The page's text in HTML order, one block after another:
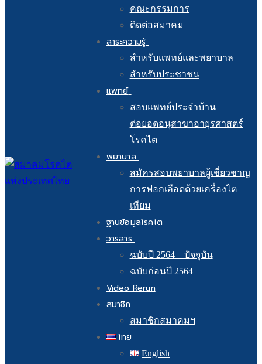
คณะกรรมการ
ติดต่อสมาคม
สาระความรู้
สำหรับแพทย์และพยาบาล
สำหรับประชาชน
แพทย์
สอบแพทย์ประจำบ้าน
ต่อยอดอนุสาขาอายุรศาสตร์
โรคไต
พยาบาล
สมัครสอบพยาบาลผู้เชี่ยวชาญ
การฟอกเลือดด้วยเครื่องไต
เทียม
ฐานข้อมูลโรคไต
วารสาร
ฉบับปี 2564 – ปัจจุบัน
ฉบับก่อนปี 2564
Video Rerun
สมาชิก
สมาชิกสมาคมฯ
ไทย
English